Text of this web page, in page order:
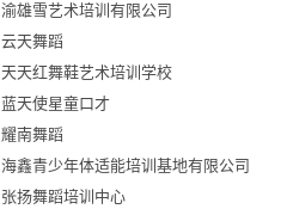
渝雄雪艺术培训有限公司
云天舞蹈
天天红舞鞋艺术培训学校
蓝天使星童口才
耀南舞蹈
海鑫青少年体适能培训基地有限公司
张扬舞蹈培训中心